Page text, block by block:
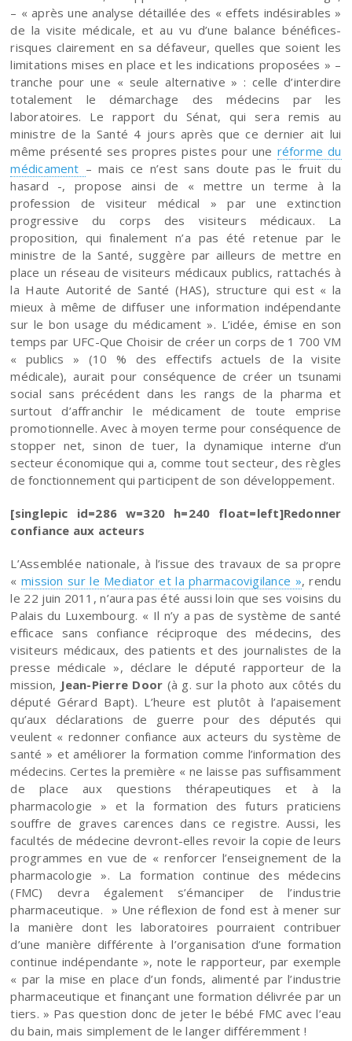
– « après une analyse détaillée des « effets indésirables »
de la visite médicale, et au vu d’une balance bénéfices-
risques clairement en sa défaveur, quelles que soient les
limitations mises en place et les indications proposées » –
tranche pour une « seule alternative » : celle d’interdire
totalement le démarchage des médecins par les
laboratoires. Le rapport du Sénat, qui sera remis au
ministre de la Santé 4 jours après que ce dernier ait lui
même présenté ses propres pistes pour une réforme du
médicament – mais ce n’est sans doute pas le fruit du
hasard -, propose ainsi de « mettre un terme à la
profession de visiteur médical » par une extinction
progressive du corps des visiteurs médicaux. La
proposition, qui finalement n’a pas été retenue par le
ministre de la Santé, suggère par ailleurs de mettre en
place un réseau de visiteurs médicaux publics, rattachés à
la Haute Autorité de Santé (HAS), structure qui est « la
mieux à même de diffuser une information indépendante
sur le bon usage du médicament ». L’idée, émise en son
temps par UFC-Que Choisir de créer un corps de 1 700 VM
« publics » (10 % des effectifs actuels de la visite
médicale), aurait pour conséquence de créer un tsunami
social sans précédent dans les rangs de la pharma et
surtout d’affranchir le médicament de toute emprise
promotionnelle. Avec à moyen terme pour conséquence de
stopper net, sinon de tuer, la dynamique interne d’un
secteur économique qui a, comme tout secteur, des règles
de fonctionnement qui participent de son développement.
[singlepic id=286 w=320 h=240 float=left]Redonner
confiance aux acteurs
L’Assemblée nationale, à l’issue des travaux de sa propre
«mission sur le Mediator et la pharmacovigilance », rendu
le 22 juin 2011, n’aura pas été aussi loin que ses voisins du
Palais du Luxembourg. « Il n’y a pas de système de santé
efficace sans confiance réciproque des médecins, des
visiteurs médicaux, des patients et des journalistes de la
presse médicale », déclare le député rapporteur de la
mission, Jean-Pierre Door (à g. sur la photo aux côtés du
député Gérard Bapt). L’heure est plutôt à l’apaisement
qu’aux déclarations de guerre pour des députés qui
veulent « redonner confiance aux acteurs du système de
santé » et améliorer la formation comme l’information des
médecins. Certes la première « ne laisse pas suffisamment
de place aux questions thérapeutiques et à la
pharmacologie » et la formation des futurs praticiens
souffre de graves carences dans ce registre. Aussi, les
facultés de médecine devront-elles revoir la copie de leurs
programmes en vue de « renforcer l’enseignement de la
pharmacologie ». La formation continue des médecins
(FMC) devra également s’émanciper de l’industrie
pharmaceutique. » Une réflexion de fond est à mener sur
la manière dont les laboratoires pourraient contribuer
d’une manière différente à l’organisation d’une formation
continue indépendante », note le rapporteur, par exemple
« par la mise en place d’un fonds, alimenté par l’industrie
pharmaceutique et finançant une formation délivrée par un
tiers. » Pas question donc de jeter le bébé FMC avec l’eau
du bain, mais simplement de le langer différemment !